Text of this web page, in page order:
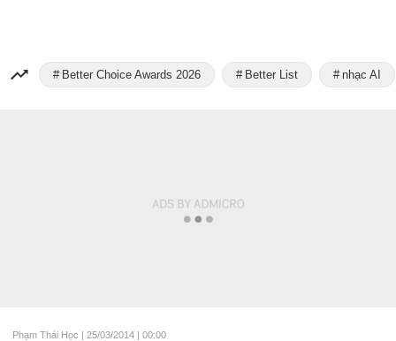
Better Choice Awards 2026 Better List nhạc AI
Phạm Thái Học | 25/03/2014 | 00:00